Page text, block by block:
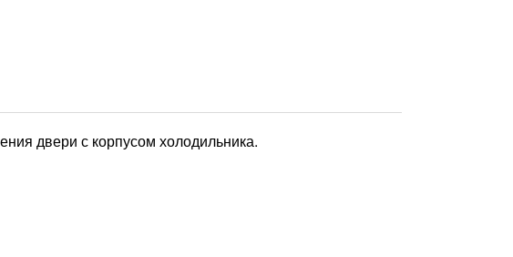
двери с корпусом холодильника.